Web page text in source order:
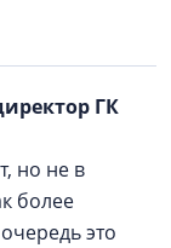
ГК
но не в
более
это